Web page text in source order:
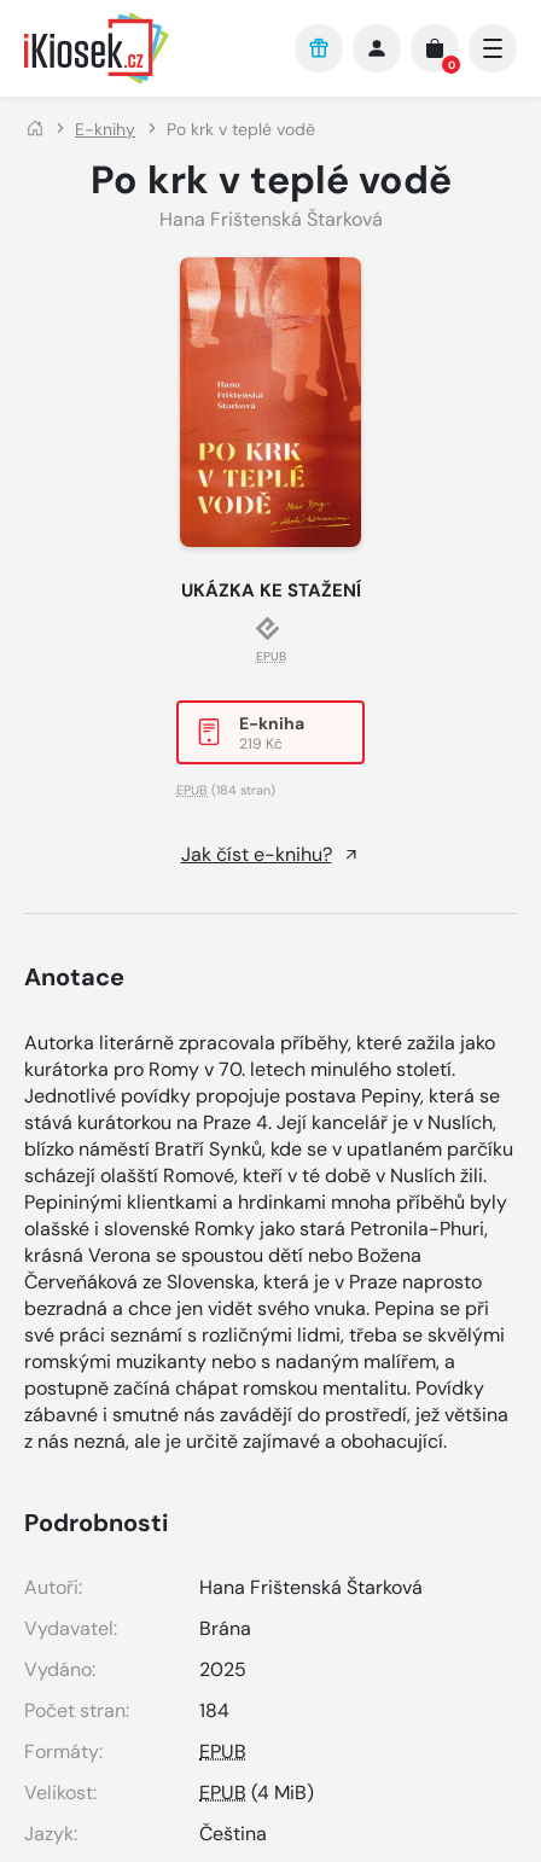
Přejít na hlavní obsah
0
E-knihy Po krk v teplé vodě
Po krk v teplé vodě
Hana Frištenská Štarková
UKÁZKA KE STAŽENÍ
EPUB
E-kniha
219 Kč
EPUB (184 stran)
Jak číst e-knihu?
Anotace
Autorka literárně zpracovala příběhy, které zažila jako
kurátorka pro Romy v 70. letech minulého století.
Jednotlivé povídky propojuje postava Pepiny, která se
stává kurátorkou na Praze 4. Její kancelář je v Nuslích,
blízko náměstí Bratří Synků, kde se v upatlaném parčíku
scházejí olašští Romové, kteří v té době v Nuslích žili.
Pepininými klientkami a hrdinkami mnoha příběhů byly
olašské i slovenské Romky jako stará Petronila-Phuri,
krásná Verona se spoustou dětí nebo Božena
Červeňáková ze Slovenska, která je v Praze naprosto
bezradná a chce jen vidět svého vnuka. Pepina se při
své práci seznámí s rozličnými lidmi, třeba se skvělými
romskými muzikanty nebo s nadaným malířem, a
postupně začíná chápat romskou mentalitu. Povídky
zábavné i smutné nás zavádějí do prostředí, jež většina
z nás nezná, ale je určitě zajímavé a obohacující.
Podrobnosti
Autoři:
Hana Frištenská Štarková
Vydavatel:
Brána
Vydáno:
2025
Počet stran:
184
Formáty:
EPUB
Velikost:
EPUB (4 MiB)
Jazyk:
Čeština